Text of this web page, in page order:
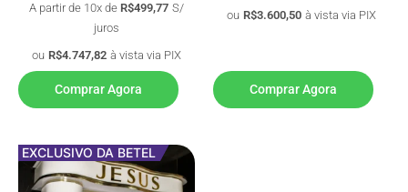
A partir de 10x de R$499,77 S/
juros
ou R$4.747,82 à vista via PIX
Comprar Agora
ou R$3.600,50 à vista via PIX
Comprar Agora
EXCLUSIVO DA BETEL